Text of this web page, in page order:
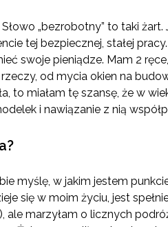
„bezrobotny” to taki
tej bezpiecznej, stałej
swoje pieniądze. Mam 2
od mycia okien na
to miałam tę szansę, że w
i nawiązanie z nią
myślę, w jakim jestem
się w moim życiu, jest
marzyłam o licznych